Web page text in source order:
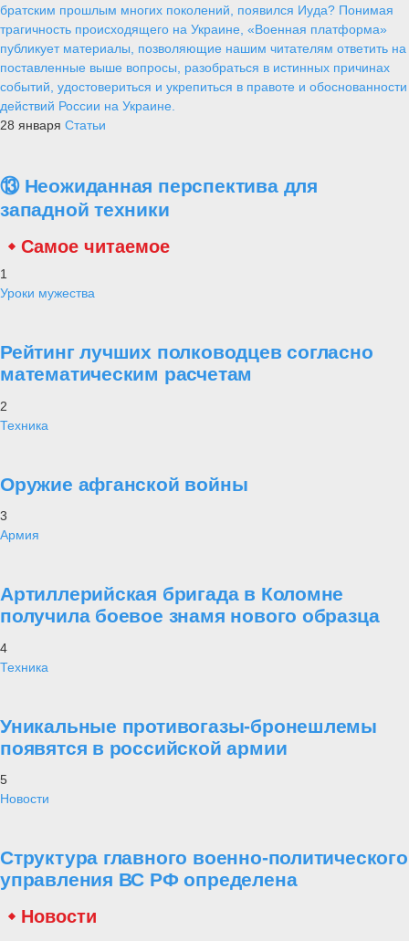
братским прошлым многих поколений, появился Иуда? Понимая
трагичность происходящего на Украине, «Военная платформа»
публикует материалы, позволяющие нашим читателям ответить на
поставленные выше вопросы, разобраться в истинных причинах
событий, удостовериться и укрепиться в правоте и обоснованности
действий России на Украине.
28 января Статьи
⑬ Неожиданная перспектива для
западной техники
Самое читаемое
1
Уроки мужества
Рейтинг лучших полководцев согласно
математическим расчетам
2
Техника
Оружие афганской войны
3
Армия
Артиллерийская бригада в Коломне
получила боевое знамя нового образца
4
Техника
Уникальные противогазы-бронешлемы
появятся в российской армии
5
Новости
Структура главного военно-политического
управления ВС РФ определена
Новости